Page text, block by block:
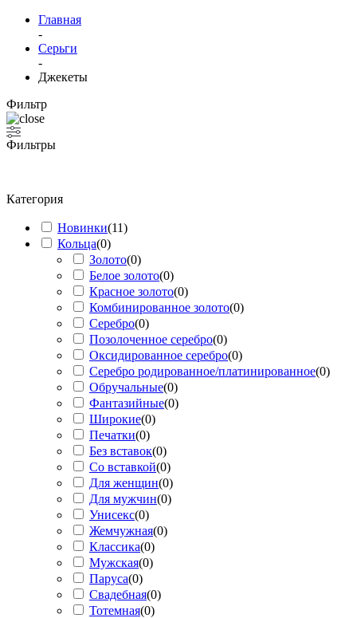
Главная
-
Серьги
-
Джекеты
Фильтр
Фильтры
Категория
Новинки(11)
Кольца(0)
Золото(0)
Белое золото(0)
Красное золото(0)
Комбинированное золото(0)
Серебро(0)
Позолоченное серебро(0)
Оксидированное серебро(0)
Серебро родированное/платинированное(0)
Обручальные(0)
Фантазийные(0)
Широкие(0)
Печатки(0)
Без вставок(0)
Со вставкой(0)
Для женщин(0)
Для мужчин(0)
Унисекс(0)
Жемчужная(0)
Классика(0)
Мужская(0)
Паруса(0)
Свадебная(0)
Тотемная(0)